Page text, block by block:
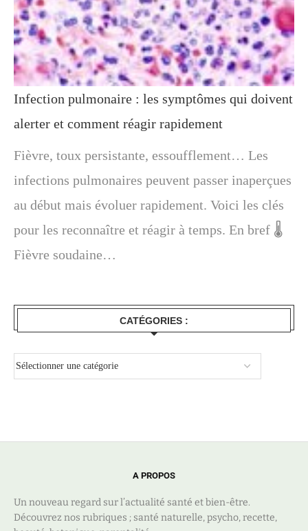
Infection pulmonaire : les symptômes qui doivent
alerter et comment réagir rapidement
Fièvre, toux persistante, essoufflement… Les
infections pulmonaires peuvent passer inaperçues
au début mais évoluer rapidement. Voici les clés
pour les reconnaître et réagir à temps. En bref 🌡️
Fièvre soudaine…
CATÉGORIES :
A PROPOS
Un nouveau regard sur l’actualité santé et bien-être.
Découvrez nos rubriques ; santé naturelle, psycho, recette,